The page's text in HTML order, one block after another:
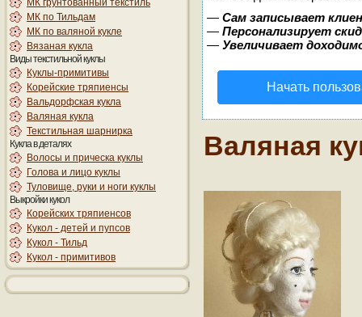
МК грунтованный текстиль
МК по Тильдам
МК по валяной кукле
Вязаная кукла
Виды текстильной куклы
Куклы-примитивы
Корейские тряпиенсы
Вальдорфская кукла
Валяная кукла
Текстильная шарнирка
Кукла в деталях
Волосы и прическа куклы
Голова и лицо куклы
Туловище, руки и ноги куклы
Выкройки кукол
Корейских тряпиенсов
Кукол - детей и пупсов
Кукол - Тильд
Кукол - примитивов
— Сам записывает
— Персонализирует
— Увеличивает
Начать
Валяная